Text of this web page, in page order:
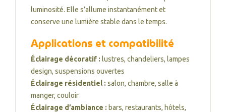
luminosité. Elle s’allume instantanément et
conserve une lumière stable dans le temps.
Applications et compatibilité
Éclairage décoratif : lustres, chandeliers, lampes
design, suspensions ouvertes
Éclairage résidentiel : salon, chambre, salle à
manger, couloir
Éclairage d’ambiance : bars, restaurants, hôtels,